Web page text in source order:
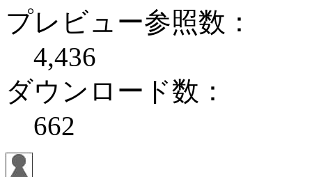
プレビュー参照数：
4,436
ダウンロード数：
662